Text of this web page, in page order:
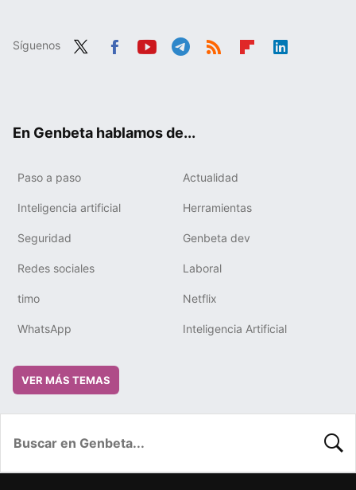
Síguenos
En Genbeta hablamos de...
Paso a paso Actualidad
Inteligencia artificial Herramientas
Seguridad Genbeta dev
Redes sociales Laboral
timo Netflix
WhatsApp Inteligencia Artificial
VER MÁS TEMAS